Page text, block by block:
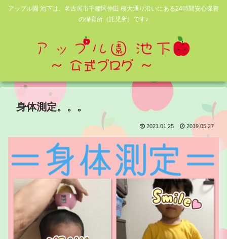
アップル園 池下は、名古屋市千種区仲田 桜大通り沿いにある24時間安心保育
の保育所（託児所）です♪
身体測定。。。
2021.01.25 2019.05.27